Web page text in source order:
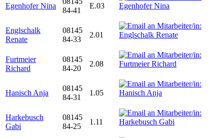
Egenhofer Nina
84-41
E.03
Englschalk
Renate
08145
84-33
2.01
Furtmeier
Richard
08145
84-20
2.08
Hanisch Anja
08145
84-31
1.05
Harkebusch
Gabi
08145
84-25
1.11